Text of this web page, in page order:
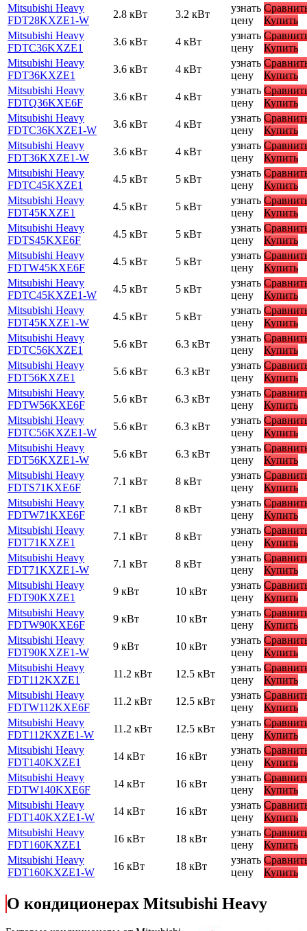
Mitsubishi Heavy
FDT28KXZE1-W
2.8 кВт 3.2 кВт
узнать
цену
Купить
Mitsubishi Heavy
FDTC36KXZE1
3.6 кВт 4 кВт
узнать
цену
Купить
Mitsubishi Heavy
FDT36KXZE1
3.6 кВт 4 кВт
узнать
цену
Купить
Mitsubishi Heavy
FDTQ36KXE6F
3.6 кВт 4 кВт
узнать
цену
Купить
Mitsubishi Heavy
FDTC36KXZE1-W
3.6 кВт 4 кВт
узнать
цену
Купить
Mitsubishi Heavy
FDT36KXZE1-W
3.6 кВт 4 кВт
узнать
цену
Купить
Mitsubishi Heavy
FDTC45KXZE1
4.5 кВт 5 кВт
узнать
цену
Купить
Mitsubishi Heavy
FDT45KXZE1
4.5 кВт 5 кВт
узнать
цену
Купить
Mitsubishi Heavy
FDTS45KXE6F
4.5 кВт 5 кВт
узнать
цену
Купить
Mitsubishi Heavy
FDTW45KXE6F
4.5 кВт 5 кВт
узнать
цену
Купить
Mitsubishi Heavy
FDTC45KXZE1-W
4.5 кВт 5 кВт
узнать
цену
Купить
Mitsubishi Heavy
FDT45KXZE1-W
4.5 кВт 5 кВт
узнать
цену
Купить
Mitsubishi Heavy
FDTC56KXZE1
5.6 кВт 6.3 кВт
узнать
цену
Купить
Mitsubishi Heavy
FDT56KXZE1
5.6 кВт 6.3 кВт
узнать
цену
Купить
Mitsubishi Heavy
FDTW56KXE6F
5.6 кВт 6.3 кВт
узнать
цену
Купить
Mitsubishi Heavy
FDTC56KXZE1-W
5.6 кВт 6.3 кВт
узнать
цену
Купить
Mitsubishi Heavy
FDT56KXZE1-W
5.6 кВт 6.3 кВт
узнать
цену
Купить
Mitsubishi Heavy
FDTS71KXE6F
7.1 кВт 8 кВт
узнать
цену
Купить
Mitsubishi Heavy
FDTW71KXE6F
7.1 кВт 8 кВт
узнать
цену
Купить
Mitsubishi Heavy
FDT71KXZE1
7.1 кВт 8 кВт
узнать
цену
Купить
Mitsubishi Heavy
FDT71KXZE1-W
7.1 кВт 8 кВт
узнать
цену
Купить
Mitsubishi Heavy
FDT90KXZE1
9 кВт 10 кВт
узнать
цену
Купить
Mitsubishi Heavy
FDTW90KXE6F
9 кВт 10 кВт
узнать
цену
Купить
Mitsubishi Heavy
FDT90KXZE1-W
9 кВт 10 кВт
узнать
цену
Купить
Mitsubishi Heavy
FDT112KXZE1
11.2 кВт 12.5 кВт
узнать
цену
Купить
Mitsubishi Heavy
FDTW112KXE6F
11.2 кВт 12.5 кВт
узнать
цену
Купить
Mitsubishi Heavy
FDT112KXZE1-W
11.2 кВт 12.5 кВт
узнать
цену
Купить
Mitsubishi Heavy
FDT140KXZE1
14 кВт 16 кВт
узнать
цену
Купить
Mitsubishi Heavy
FDTW140KXE6F
14 кВт 16 кВт
узнать
цену
Купить
Mitsubishi Heavy
FDT140KXZE1-W
14 кВт 16 кВт
узнать
цену
Купить
Mitsubishi Heavy
FDT160KXZE1
16 кВт 18 кВт
узнать
цену
Купить
Mitsubishi Heavy
FDT160KXZE1-W
16 кВт 18 кВт
узнать
цену
Купить
О кондиционерах Mitsubishi Heavy